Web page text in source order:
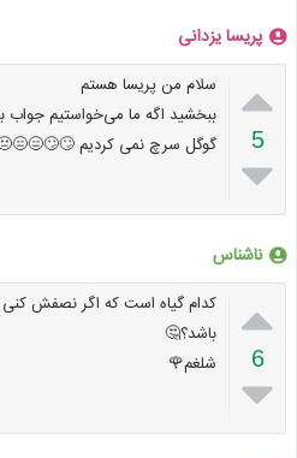
پریسا یزدانی

5

سلام من پریسا هستم
ببخشید اگه ما می‌خواستیم جواب
گوگل سرچ نمی کردیم
ناشناس

6

کدام گیاه است که اگر نصفش
باشد؟🤔
شلغم🌹